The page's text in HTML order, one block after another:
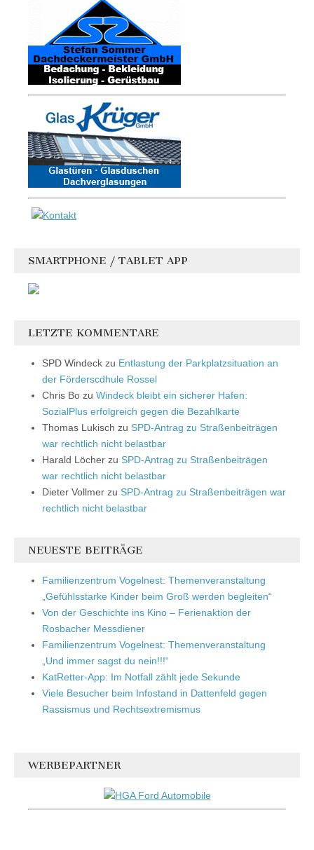
SMARTPHONE / TABLET APP
LETZTE KOMMENTARE
SPD Windeck zu Entlastung der Parkplatzsituation an
der Förderscdhule Rossel
Chris Bo zu Windeck bleibt ein sicherer Hafen:
SozialPlus erfolgreich gegen die Bezahlkarte
Thomas Lukisch zu SPD-Antrag zu Straßenbeiträgen
war rechtlich nicht belastbar
Harald Löcher zu SPD-Antrag zu Straßenbeiträgen
war rechtlich nicht belastbar
Dieter Vollmer zu SPD-Antrag zu Straßenbeiträgen war
rechtlich nicht belastbar
NEUESTE BEITRÄGE
Familienzentrum Vogelnest: Themenveranstaltung
„Gefühlsstarke Kinder beim Groß werden begleiten“
Von der Geschichte ins Kino – Ferienaktion der
Rosbacher Messdiener
Familienzentrum Vogelnest: Themenveranstaltung
„Und immer sagst du nein!!!“
KatRetter-App: Im Notfall zählt jede Sekunde
Viele Besucher beim Infostand in Dattenfeld gegen
Rassismus und Rechtsextremismus
WERBEPARTNER